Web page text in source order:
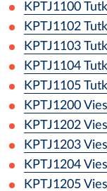
KPTJ1100
KPTJ1102
KPTJ1103
KPTJ1104
KPTJ1105
KPTJ1200
KPTJ1202
KPTJ1203
KPTJ1204
KPTJ1205